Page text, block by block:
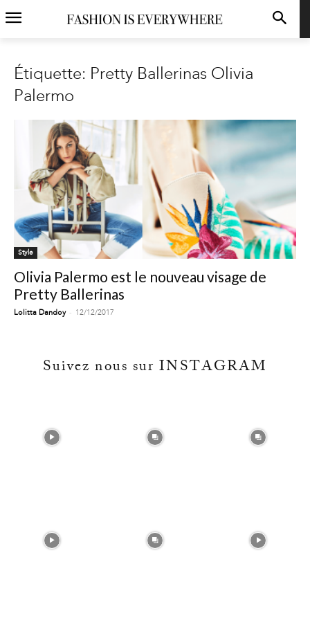
Étiquette: Pretty Ballerinas Olivia
Palermo
Style
Olivia Palermo est le nouveau visage de
Pretty Ballerinas
Lolitta Dandoy - 12/12/2017
Suivez nous sur INSTAGRAM